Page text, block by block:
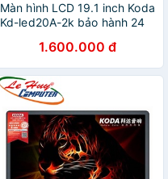
Màn hình LCD 19.1 inch Koda
Kd-led20A-2k bảo hành 24
1.600.000 đ